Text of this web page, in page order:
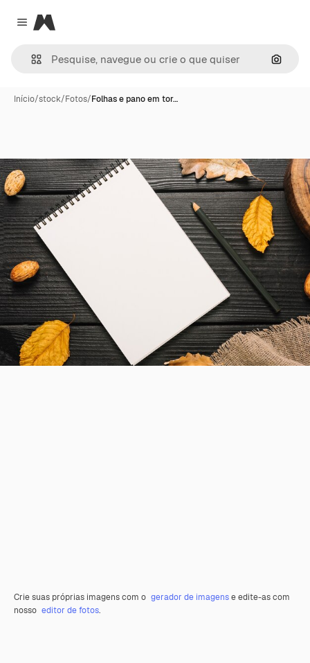
Close menu
Magnific
Início/stock/Fotos/Folhas e pano em tor…
Crie suas próprias imagens com o gerador de imagense edite-as com
nosso editor de fotos.